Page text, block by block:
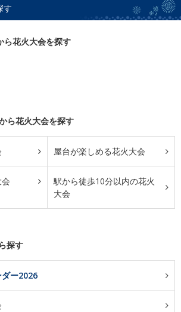
す
ら花火大会を探す
ら花火大会を探す
屋台が楽しめる花火大会
駅から徒歩10分以内の花火
大会
探す
ー2026